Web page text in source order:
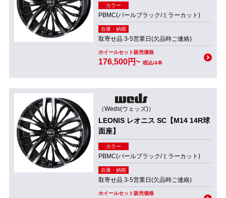
カラー
PBMC(パールブラック/ミラーカット)
在庫・納期
取寄せ品 3-5営業日(欠品時ご連絡)
ホイールセット販売価格
176,500円~ 税込/4本
（Weds(ウェッズ)）
LEONIS レオニス SC【M14 14R球
面座】
カラー
PBMC(パールブラック/ミラーカット)
在庫・納期
取寄せ品 3-5営業日(欠品時ご連絡)
ホイールセット販売価格